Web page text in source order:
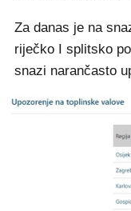
Za danas je na
riječko I splitsko
snazi narančasto